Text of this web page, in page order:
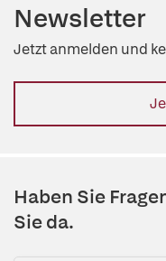
Newsletter
Jetzt anmelden und
Haben Sie
Sie da.